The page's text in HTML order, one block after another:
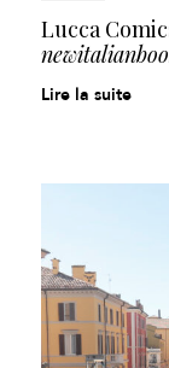
Lucca
Lire la suite